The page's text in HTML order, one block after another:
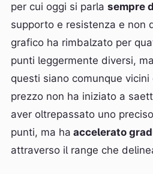
per cui oggi si parla sempre
supporto e resistenza e non
grafico ha rimbalzato per
punti leggermente diversi,
questi siano comunque
prezzo non ha iniziato a
aver oltrepassato uno
punti, ma ha accelerato
attraverso il range che